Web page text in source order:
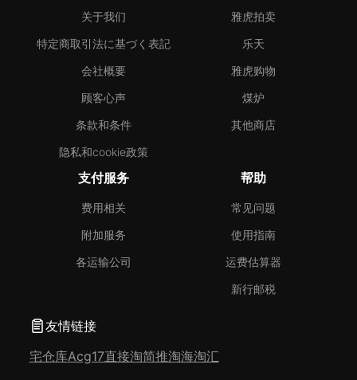
关于我们
特定商取引法に基づく表記
会社概要
顾客心声
条款和条件
隐私和cookie政策
雅虎拍卖
乐天
雅虎购物
煤炉
其他商店
支付服务
费用相关
附加服务
各运输公司
帮助
常见问题
使用指南
运费估算器
新行邮税
友情链接
宅仓库Acg17直接淘简推淘海淘汇